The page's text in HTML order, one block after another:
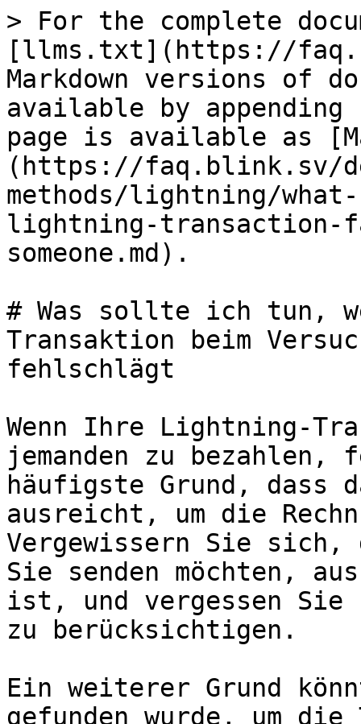
> For the complete
[llms.txt](https://
Markdown versions of
available by
page is available as
(https://faq.blink.sv/
methods/lightning/
lightning-
someone.md).
# Was sollte ich tun,
Transaktion beim
fehlschlägt
Wenn Ihre Lightning-
jemanden zu
häufigste Grund, dass
ausreicht, um die
Vergewissern Sie sich,
Sie senden möchten,
ist, und vergessen Sie
zu berücksichtigen.
Ein weiterer Grund
gefunden wurde, um